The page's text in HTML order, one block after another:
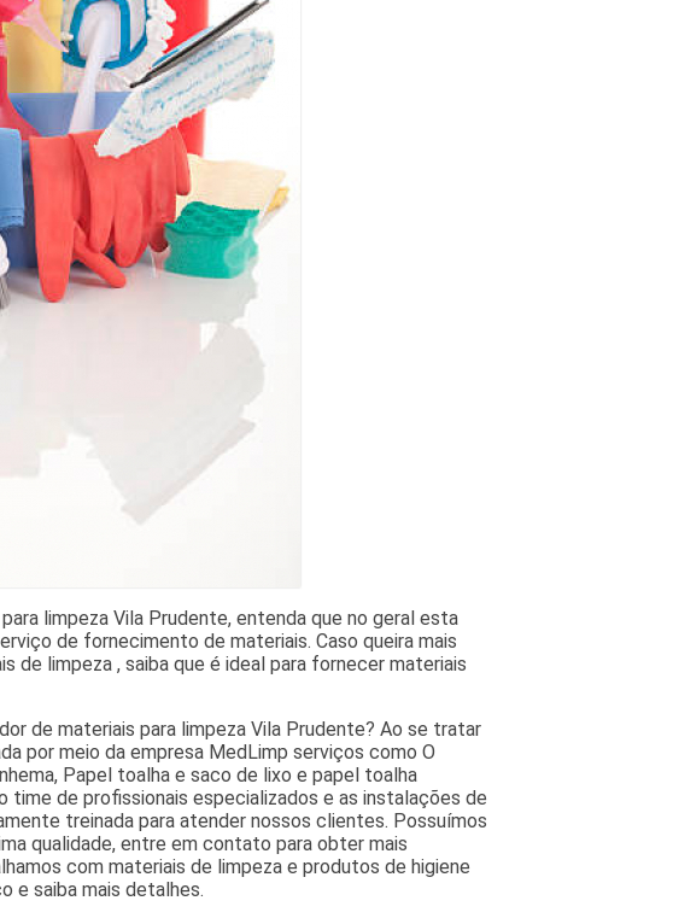
limpeza Vila Prudente, entenda que no geral esta
de fornecimento de materiais. Caso queira mais
de limpeza , saiba que é ideal para fornecer materiais
de materiais para limpeza Vila Prudente? Ao se tratar
por meio da empresa MedLimp serviços como O
Papel toalha e saco de lixo e papel toalha
time de profissionais especializados e as instalações de
treinada para atender nossos clientes. Possuímos
qualidade, entre em contato para obter mais
com materiais de limpeza e produtos de higiene
e saiba mais detalhes.